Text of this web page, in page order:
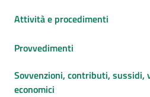
Attività e procedimenti
Provvedimenti
Sovvenzioni, contributi, sussidi,
economici